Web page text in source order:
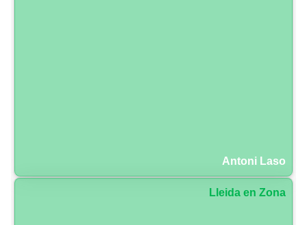
Antoni Laso
Lleida en Zona